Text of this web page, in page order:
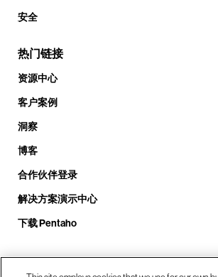
安全
热门链接
资源中心
客户案例
洞察
博客
合作伙伴登录
解决方案演示中心
下载 Pentaho